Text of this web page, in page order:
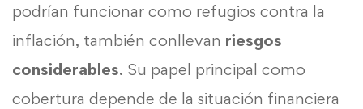
podrían funcionar como refugios contra la
inflación, también conllevan riesgos
considerables. Su papel principal como
cobertura depende de la situación financiera